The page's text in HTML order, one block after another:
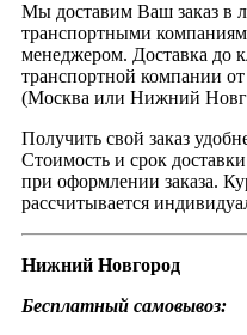
Мы доставим Ваш заказ в
транспортными
менеджером. Доставка до
транспортной компании
(Москва или Нижний
Получить свой заказ
Стоимость и срок
при оформлении заказа.
рассчитывается
Нижний Новгород
Бесплатный самовывоз: